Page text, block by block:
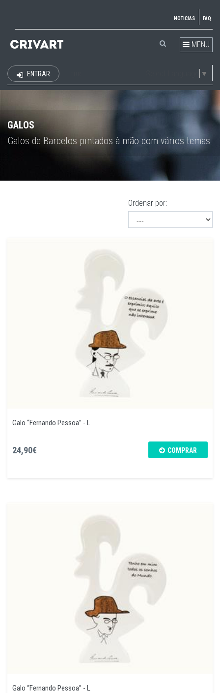
NOTICIAS FAQ
MENU
▼
ENTRAR
GALOS
Galos de Barcelos pintados à mão com vários temas
Ordenar por:
Galo “Fernando Pessoa” - L
24,90€ COMPRAR
Galo “Fernando Pessoa” - L